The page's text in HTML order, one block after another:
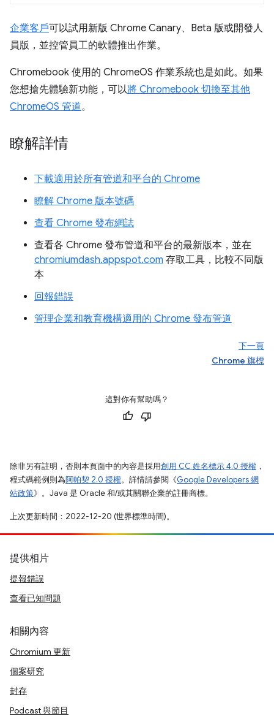
企業客戶可以試用新版 Chrome Canary、Beta 版或開發人
員版，並控管員工的軟體推出作業。
Chromebook 使用的 ChromeOS 作業系統也是如此。如果
您想搶先體驗新功能，可以將 Chromebook 切換至其他
ChromeOS 管道。
瞭解詳情
下載適用於所有管道和平台的 Chrome
瞭解 Chrome 版本號碼
查看 Chrome 發布網誌
查看各 Chrome 發布管道和平台的最新版本，並在
chromiumdash.appspot.com 存取工具，比較不同版
本
回報錯誤
管理企業和教育機構適用的 Chrome 發布管道
下一頁
Chrome 旗標
這對你有幫助嗎？
除非另有註明，否則本頁面中的內容是採用創用 CC 姓名標示 4.0 授權 ，
程式碼範例則為阿帕契 2.0 授權。詳情請參閱《Google Developers 網
站政策》。Java 是 Oracle 和/或其關聯企業的註冊商標。
上次更新時間：2022-12-20 (世界標準時間)。
提供相片
提報錯誤
查看已知問題
相關內容
Chromium 更新
個案研究
封存
Podcast 與節目